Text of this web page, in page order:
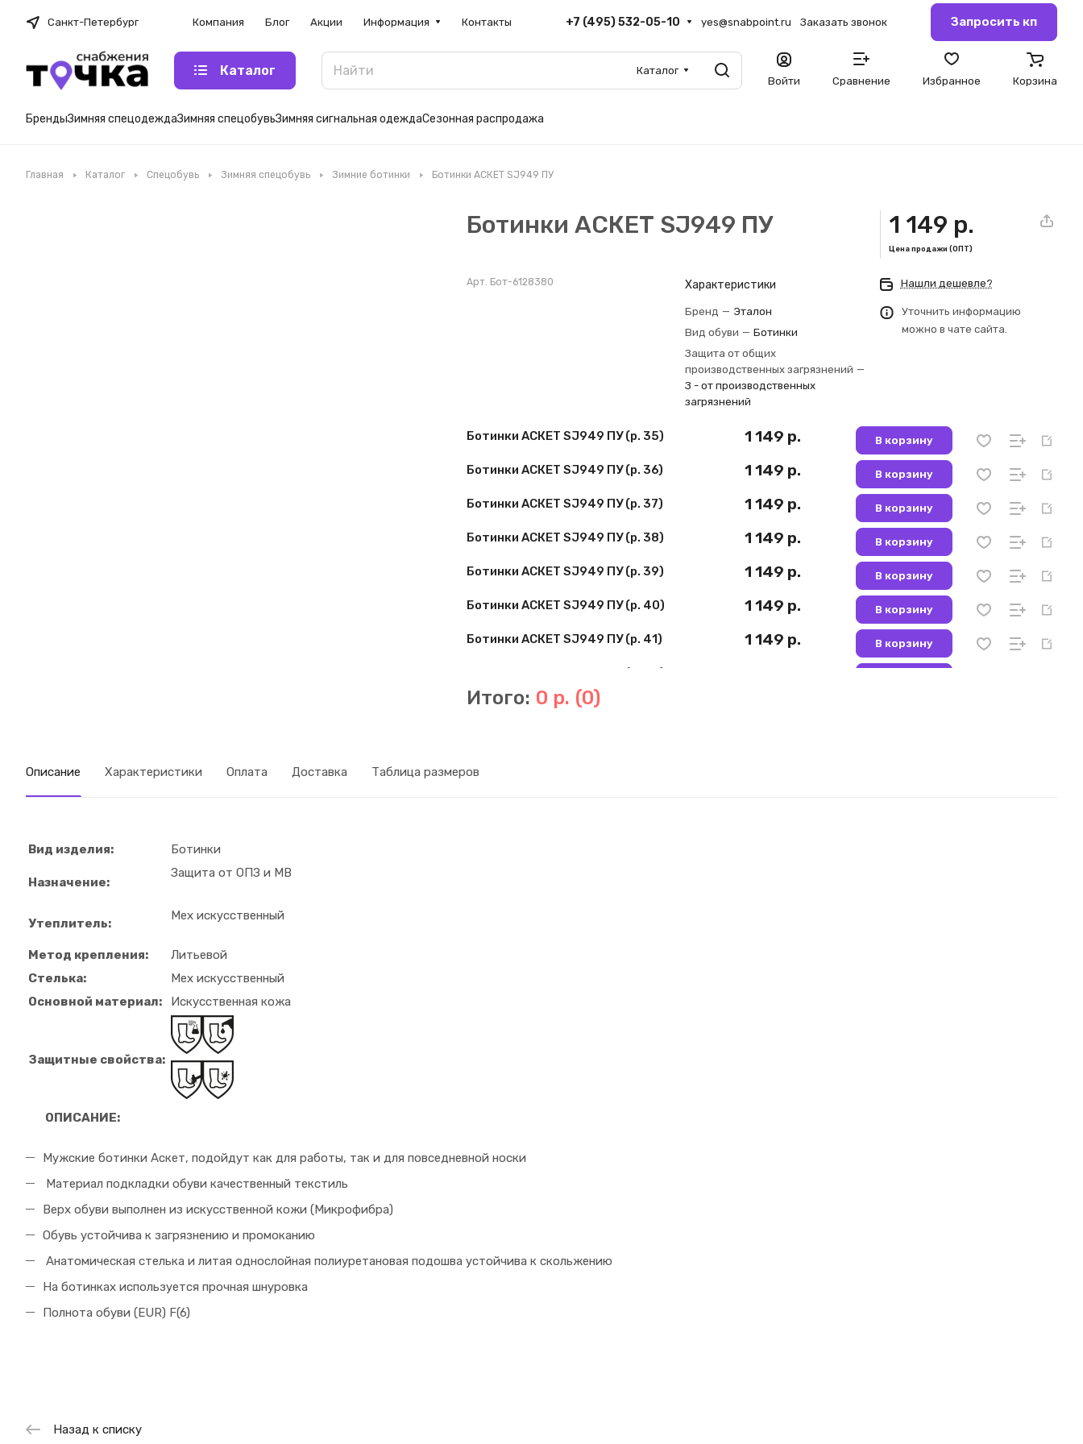
Санкт-Петербург Компания Блог Акции Информация Контакты +7 (495) 532-05-10 yes@snabpoint.ru Заказать звонок Запросить кп
Каталог
Каталог
Войти
Сравнение Избранное Корзина
БрендыЗимняя спецодеждаЗимняя спецобувьЗимняя сигнальная одеждаСезонная распродажа
Главная Каталог Спецобувь Зимняя спецобувь Зимние ботинки Ботинки АСКЕТ SJ949 ПУ
Ботинки АСКЕТ SJ949 ПУ 1 149 р.
Цена продажи (ОПТ)
Арт. Бот-6128380 Характеристики
Бренд — Эталон
Вид обуви — Ботинки
Защита от общих
производственных загрязнений —
З - от производственных
загрязнений
Нашли дешевле?
Уточнить информацию
можно в чате сайта.
Ботинки АСКЕТ SJ949 ПУ (р. 35) 1 149 р. В корзину
Ботинки АСКЕТ SJ949 ПУ (р. 36) 1 149 р. В корзину
Ботинки АСКЕТ SJ949 ПУ (р. 37) 1 149 р. В корзину
Ботинки АСКЕТ SJ949 ПУ (р. 38) 1 149 р. В корзину
Ботинки АСКЕТ SJ949 ПУ (р. 39) 1 149 р. В корзину
Ботинки АСКЕТ SJ949 ПУ (р. 40) 1 149 р. В корзину
Ботинки АСКЕТ SJ949 ПУ (р. 41) 1 149 р. В корзину
Ботинки АСКЕТ SJ949 ПУ (р. 42)
Ботинки АСКЕТ SJ949 ПУ (р. 43)
Ботинки АСКЕТ SJ949 ПУ (р. 45)
Итого: 0 р. (0)
Описание Характеристики Оплата Доставка Таблица размеров
Вид изделия: Ботинки
Назначение:
Защита от ОПЗ и МВ
Утеплитель:
Мех искусственный
Метод крепления:
Литьевой
Стелька:
Мех искусственный
Оcновной материал:
Искусственная кожа
Защитные свойства:
ОПИСАНИЕ:
Мужские ботинки Аскет, подойдут как для работы, так и для повседневной носки
Материал подкладки обуви качественный текстиль
Верх обуви выполнен из искусственной кожи (Микрофибра)
Обувь устойчива к загрязнению и промоканию
Анатомическая стелька и литая однослойная полиуретановая подошва устойчива к скольжению
На ботинках используется прочная шнуровка
Полнота обуви (EUR) F(6)
Назад к списку